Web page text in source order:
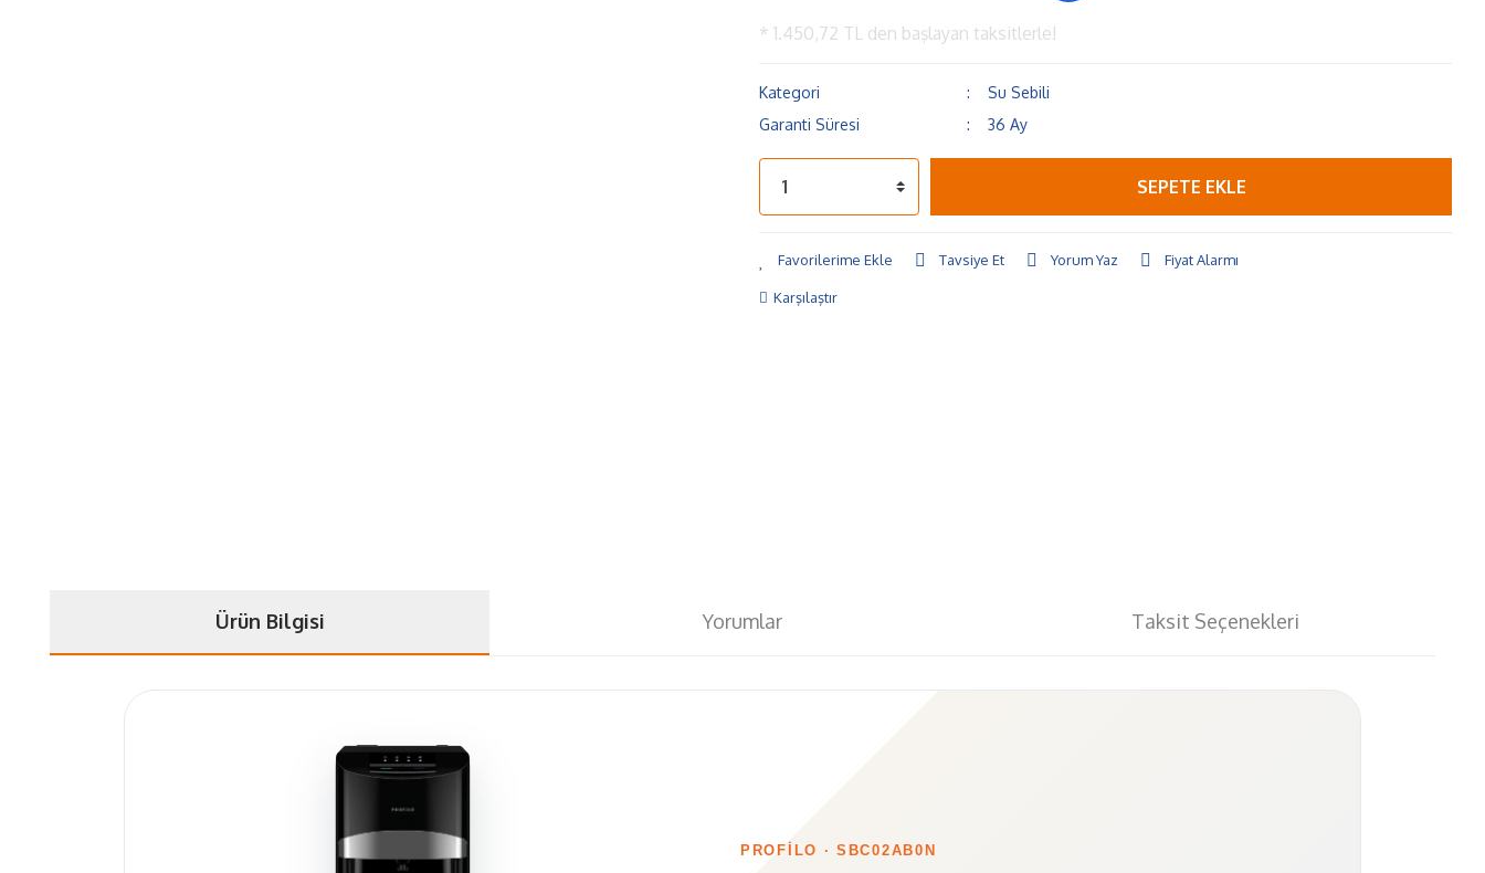
* 1.450,72 TL den başlayan taksitlerle!
Kategori
Su Sebili
Garanti Süresi
36 Ay
SEPETE EKLE
Tavsiye Et Yorum Yaz Fiyat Alarmı
Karşılaştır
Ürün Bilgisi Yorumlar Taksit Seçenekleri
PROFİLO · SBC02AB0N